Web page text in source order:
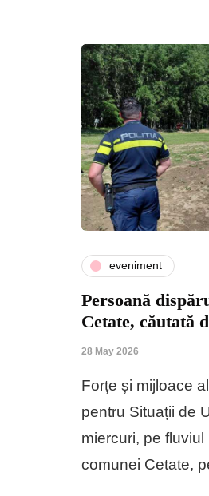
eveniment
Persoană
Cetate, căutată
28 May 2026
Forțe și mijloace
pentru Situații de
miercuri, pe
comunei Cetate,